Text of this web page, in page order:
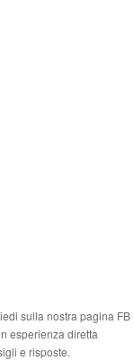
sulla nostra pagina FB
esperienza diretta
e risposte.